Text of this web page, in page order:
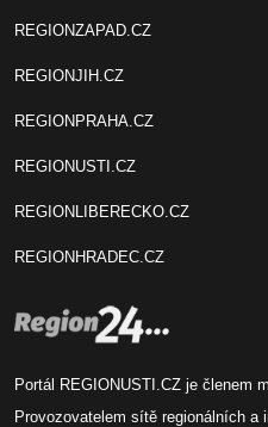
REGIONZAPAD.CZ
REGIONJIH.CZ
REGIONPRAHA.CZ
REGIONUSTI.CZ
REGIONLIBERECKO.CZ
REGIONHRADEC.CZ
Portál REGIONUSTI.CZ je členem
Provozovatelem sítě regionálních a